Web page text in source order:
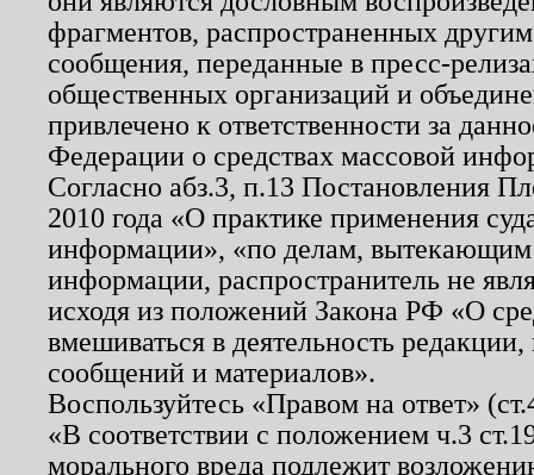
фрагментов, распространенных
сообщения, переданные в пресс-
общественных организаций и
привлечено к ответственности за
Федерации о средствах массовой
Согласно абз.3, п.13 Постановления
2010 года «О практике применения
информации», «по делам, вытекающим
информации, распространитель не
исходя из положений Закона РФ «О
вмешиваться в деятельность
сообщений и материалов».
Воспользуйтесь «Правом на ответ»
«В соответствии с положением ч.3
морального вреда подлежит